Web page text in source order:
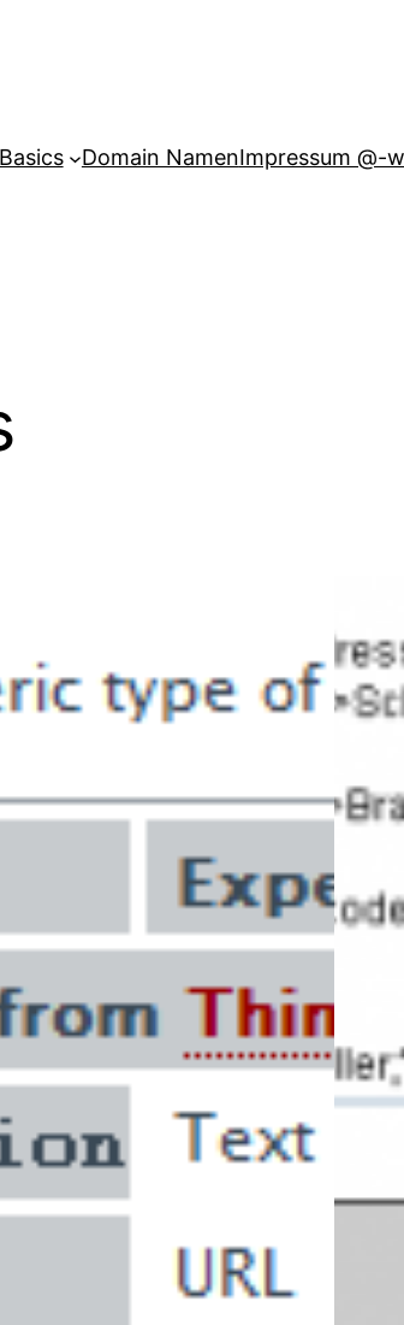
Basics Domain NamenImpressum @-